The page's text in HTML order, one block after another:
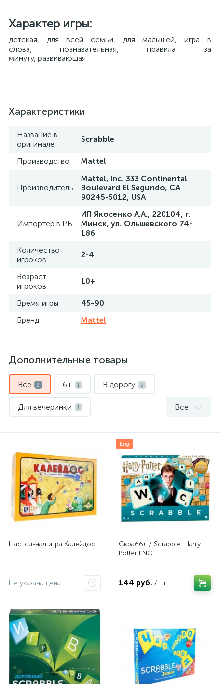
Характер игры:
детская, для всей семьи, для малышей, игра в
слова, познавательная, правила за
минуту, развивающая
Характеристики
Название в
оригинале
Scrabble
Производство Mattel
Производитель
Mattel, Inc. 333 Continental
Boulevard El Segundo, CA
90245-5012, USA
Импортер в РБ
ИП Якосенко А.А., 220104, г.
Минск, ул. Ольшевского 74-
186
Количество
игроков
2-4
Возраст
игроков
10+
Время игры
45-90
Бренд
Mattel
Дополнительные товары
Все 9 6+ 1 В дорогу 2
Для вечеринки 1 Все
Настольная игра Калейдос
Не указана цена
Eng
Скраббл / Scrabble: Harry
Potter ENG
144 руб. /шт